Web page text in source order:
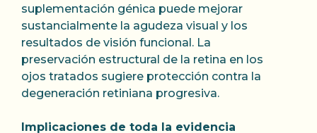
suplementación génica puede mejorar
sustancialmente la agudeza visual y los
resultados de visión funcional. La
preservación estructural de la retina en los
ojos tratados sugiere protección contra la
degeneración retiniana progresiva.
Implicaciones de toda la evidencia